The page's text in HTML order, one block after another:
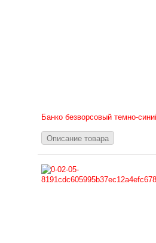
Банко безворсовый темно-
Описание товара